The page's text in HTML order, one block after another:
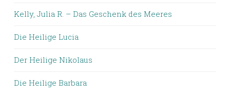
Kelly, Julia R. – Das Geschenk des Meeres
Die Heilige Lucia
Der Heilige Nikolaus
Die Heilige Barbara